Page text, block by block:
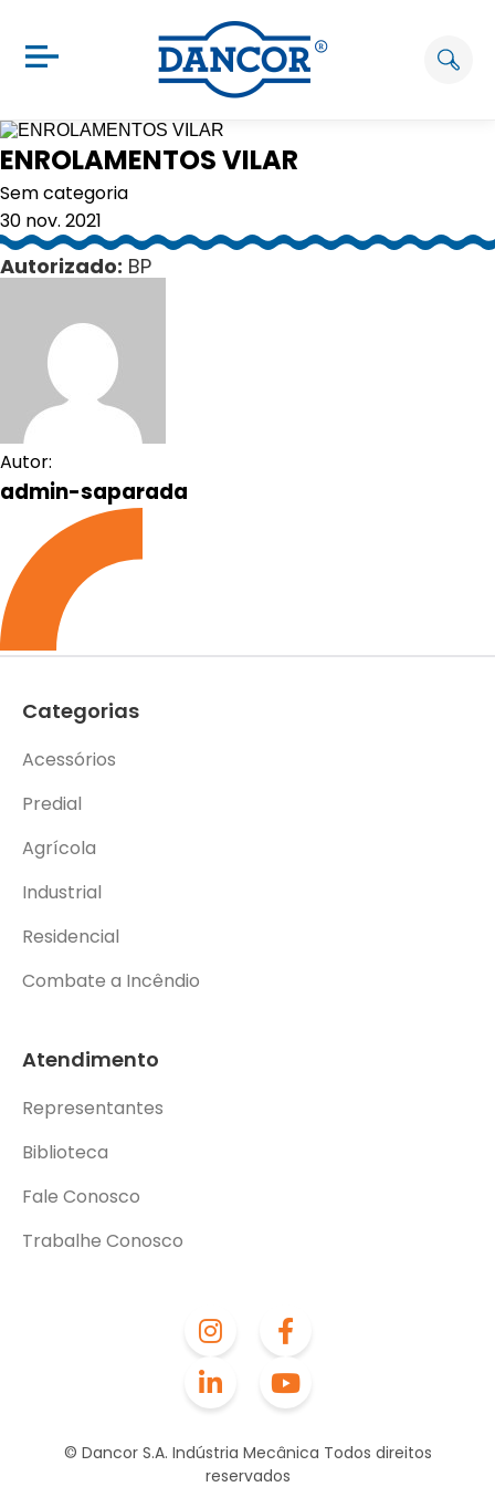
ENROLAMENTOS VILAR
Sem categoria
30 nov. 2021
Autorizado: BP
Autor:
admin-saparada
© Dancor S.A. Indústria Mecânica Todos direitos
reservados
Categorias
Acessórios
Predial
Agrícola
Industrial
Residencial
Combate a Incêndio
Atendimento
Representantes
Biblioteca
Fale Conosco
Trabalhe Conosco